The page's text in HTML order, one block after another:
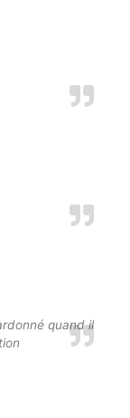
quand il